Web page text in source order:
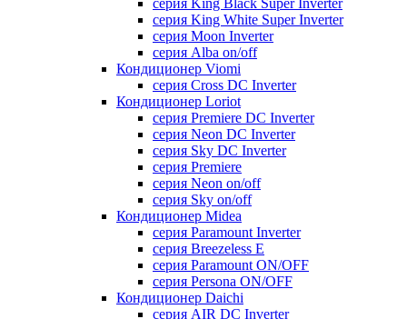
серия King Black Super Inverter
серия King White Super Inverter
серия Moon Inverter
серия Alba on/off
Кондиционер Viomi
серия Cross DC Inverter
Кондиционер Loriot
серия Premiere DC Inverter
серия Neon DC Inverter
серия Sky DC Inverter
серия Premiere
серия Neon on/off
серия Sky on/off
Кондиционер Midea
серия Paramount Inverter
серия Breezeless E
серия Paramount ON/OFF
серия Persona ON/OFF
Кондиционер Daichi
серия AIR DC Inverter